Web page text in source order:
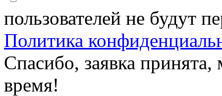
пользователей не будут
Политика
Спасибо, заявка
время!